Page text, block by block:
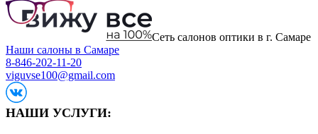
Сеть салонов оптики в г. Самаре
Наши салоны в Самаре
8-846-202-11-20
viguvse100@gmail.com
НАШИ УСЛУГИ: